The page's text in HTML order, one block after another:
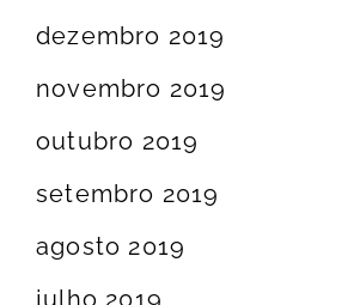
dezembro 2019
novembro 2019
outubro 2019
setembro 2019
agosto 2019
julho 2019